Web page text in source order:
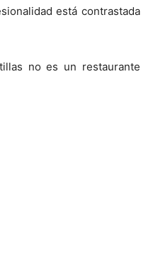
está contrastada
no es un restaurante